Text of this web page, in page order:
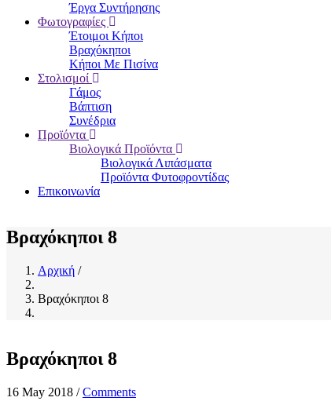
Έργα Συντήρησης
Φωτογραφίες
Έτοιμοι Κήποι
Βραχόκηποι
Κήποι Με Πισίνα
Στολισμοί
Γάμος
Βάπτιση
Συνέδρια
Προϊόντα
Βιολογικά Προϊόντα
Βιολογικά Λιπάσματα
Προϊόντα Φυτοφροντίδας
Επικοινωνία
Βραχόκηποι 8
Breadcrumb
Αρχική /
Βραχόκηποι 8
Βραχόκηποι 8
16 May 2018 /Comments